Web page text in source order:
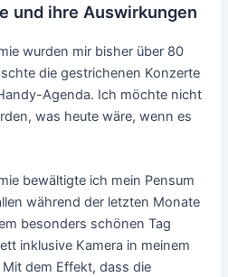
und ihre Auswirkungen
wurden mir bisher über 80
die gestrichenen Konzerte
Agenda. Ich möchte nicht
was heute wäre, wenn es
bewältigte ich mein Pensum
während der letzten Monate
besonders schönen Tag
inklusive Kamera in meinem
dem Effekt, dass die